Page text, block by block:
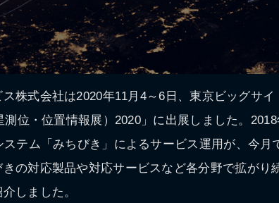
株式会社は2020年11月4～6日、東京ビッグサ
測位・位置情報展）2020」に出展しました。
ステム「みちびき」によるサービス運用が、今月
の対応製品や対応サービスなど各分野で拡がり
しました。